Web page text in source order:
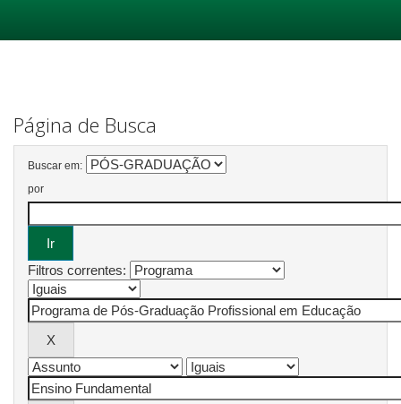
Página de Busca
Buscar em:
por
Filtros correntes: